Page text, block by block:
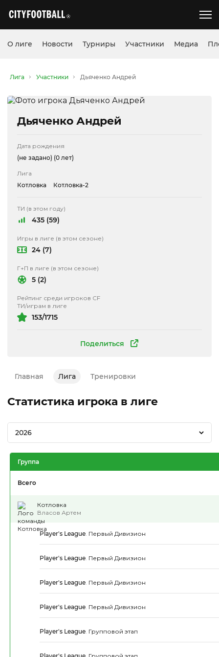
О лиге Новости Турниры Участники Медиа
Лига Участники Дьяченко Андрей
Дьяченко Андрей
Поделиться
Дата рождения
(не задано) (0 лет)
Лига
Котловка
Котловка-2
ТИ (в этом году)
435 (59)
Игры в лиге (в этом сезоне)
24 (7)
Г+П в лиге (в этом сезоне)
5 (2)
Рейтинг среди игроков CF
ТИ/играм в лиге
153/1715
Главная Лига Тренировки
Статистика игрока в лиге
2026
Группа
Всего
Котловка
Власов Артем
Player's League. Первый Дивизион
Player's League. Первый Дивизион
Player's League. Первый Дивизион
Player's League. Первый Дивизион
Player's League. Групповой этап